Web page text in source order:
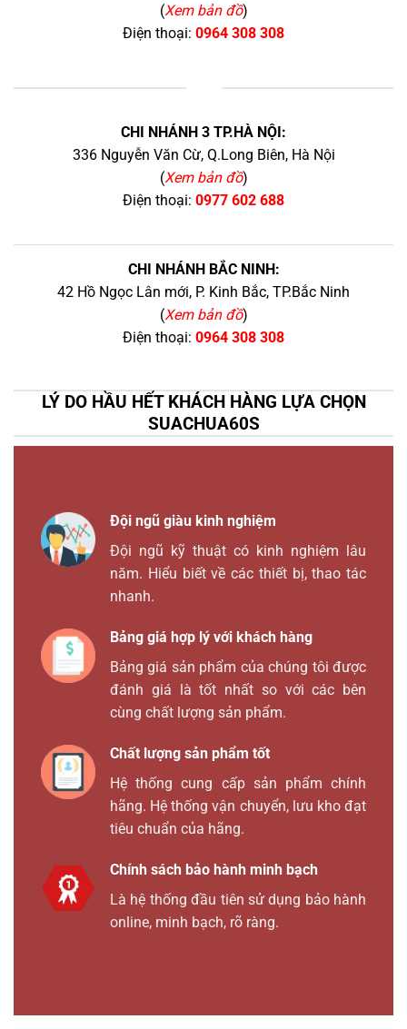
(Xem bản đồ)
Điện thoại: 0964 308 308
CHI NHÁNH 3 TP.HÀ NỘI:
336 Nguyễn Văn Cừ, Q.Long Biên, Hà Nội
(Xem bản đồ)
Điện thoại: 0977 602 688
CHI NHÁNH BẮC NINH:
42 Hồ Ngọc Lân mới, P. Kinh Bắc, TP.Bắc Ninh
(Xem bản đồ)
Điện thoại: 0964 308 308
LÝ DO HẦU HẾT KHÁCH HÀNG LỰA CHỌN
SUACHUA60S
Đội ngũ giàu kinh nghiệm
Đội ngũ kỹ thuật có kinh nghiệm lâu
năm. Hiểu biết về các thiết bị, thao tác
nhanh.
Bảng giá hợp lý với khách hàng
Bảng giá sản phẩm của chúng tôi được
đánh giá là tốt nhất so với các bên
cùng chất lượng sản phẩm.
Chất lượng sản phẩm tốt
Hệ thống cung cấp sản phẩm chính
hãng. Hệ thống vận chuyển, lưu kho đạt
tiêu chuẩn của hãng.
Chính sách bảo hành minh bạch
Là hệ thống đầu tiên sử dụng bảo hành
online, minh bạch, rõ ràng.